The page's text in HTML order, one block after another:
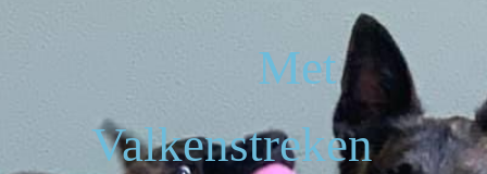
Met
Valkenstreken